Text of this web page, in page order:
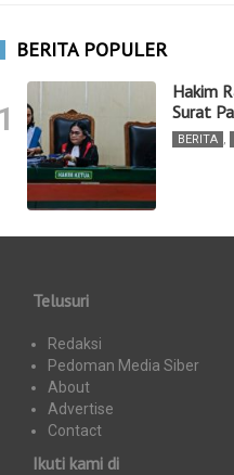
BERITA POPULER
Hakim
Surat
BERITA
Telusuri
Redaksi
Pedoman Media Siber
About
Advertise
Contact
Ikuti kami di